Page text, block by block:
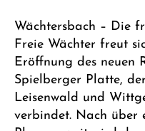
Wächtersbach – Die
Freie Wächter freut
Eröffnung des neuen
Spielberger Platte,
Leisenwald und
verbindet. Nach über